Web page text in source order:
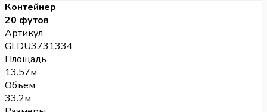
Контейнер
20 футов
Артикул
GLDU3731334
Площадь
13.57м
Объем
33.2м